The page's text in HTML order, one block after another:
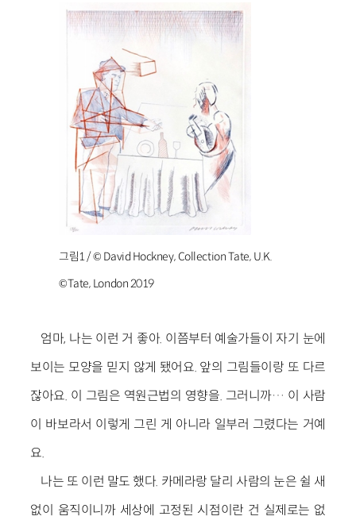
그림1 / © David Hockney, Collection Tate, U.K.
©Tate, London 2019
엄마, 나는 이런 거 좋아. 이쯤부터 예술가들이 자기 눈에
보이는 모양을 믿지 않게 됐어요. 앞의 그림들이랑 또 다르
잖아요. 이 그림은 역원근법의 영향을. 그러니까… 이 사람
이 바보라서 이렇게 그린 게 아니라 일부러 그렸다는 거예
요.
나는 또 이런 말도 했다. 카메라랑 달리 사람의 눈은 쉴 새
없이 움직이니까 세상에 고정된 시점이란 건 실제로는 없